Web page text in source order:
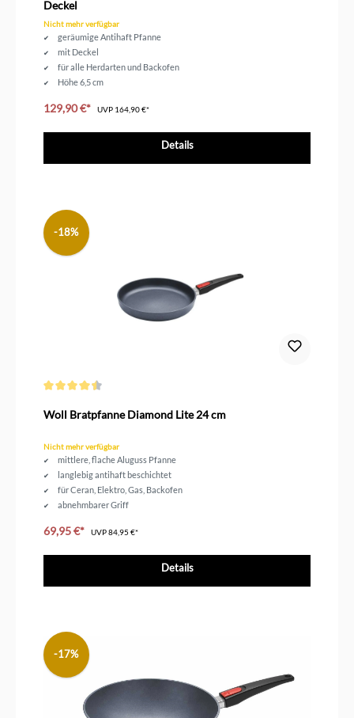
Deckel
Nicht mehr verfügbar
geräumige Antihaft Pfanne
mit Deckel
für alle Herdarten und Backofen
Höhe 6,5 cm
129,90 €* UVP 164,90 €*
Details
-18%
Woll Bratpfanne Diamond Lite 24 cm
Nicht mehr verfügbar
mittlere, flache Aluguss Pfanne
langlebig antihaft beschichtet
für Ceran, Elektro, Gas, Backofen
abnehmbarer Griff
69,95 €* UVP84,95 €*
Details
-17%